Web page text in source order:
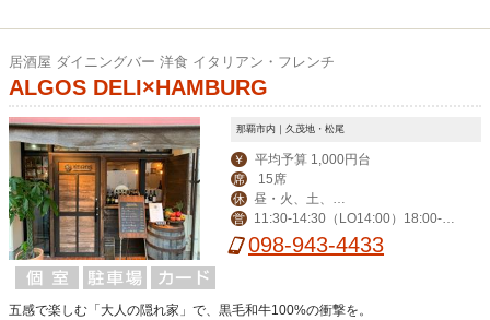
居酒屋 ダイニングバー 洋食 イタリアン・フレンチ
ALGOS DELI×HAMBURG
那覇市内｜久茂地・松尾
￥ 平均予算 1,000円台
席 15席
休
昼・火、土、
日、祝 夜・火
営
11:30-14:30（LO14:00）18:00-0:
00（LO23:30）
098-943-4433
五感で楽しむ「大人の隠れ家」で、黒毛和牛100%の衝撃を。